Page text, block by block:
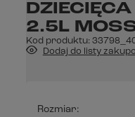
2.5L
Kod produktu:
Dodaj do listy
Rozmiar